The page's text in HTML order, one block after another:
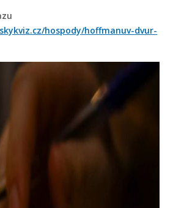
hospody/hoffmanuv-dvur-